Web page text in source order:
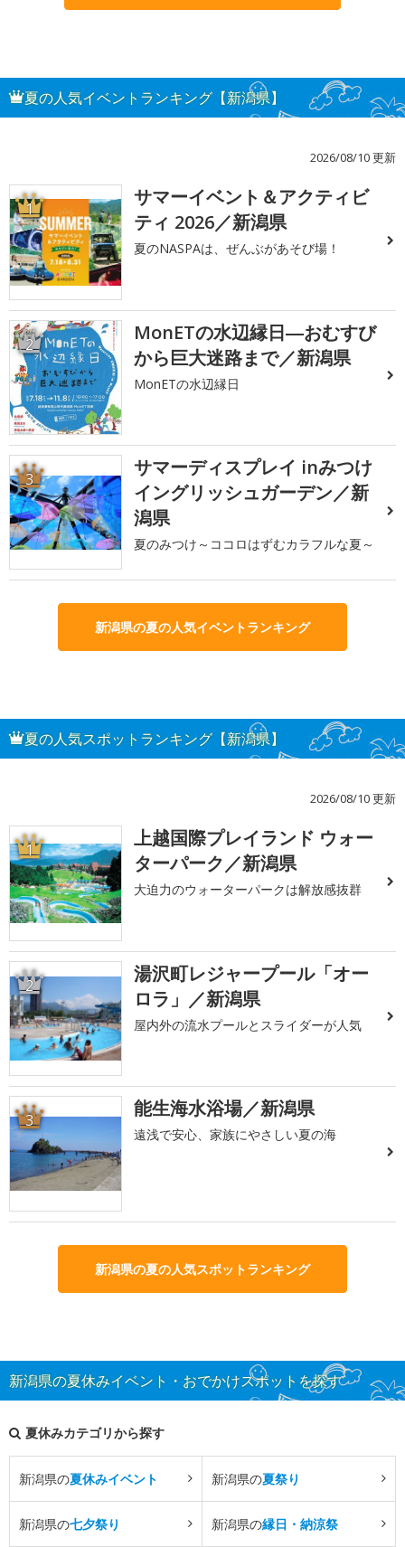
夏の人気イベントランキング【新潟県】
2026/08/10 更新
1
サマーイベント＆アクティビ
ティ 2026／新潟県
夏のNASPAは、ぜんぶがあそび場！
2
MonETの水辺縁日―おむすび
から巨大迷路まで／新潟県
MonETの水辺縁日
3
サマーディスプレイ inみつけ
イングリッシュガーデン／新
潟県
夏のみつけ～ココロはずむカラフルな夏～
新潟県の夏の人気イベントランキング
夏の人気スポットランキング【新潟県】
2026/08/10 更新
1
上越国際プレイランド ウォー
ターパーク／新潟県
大迫力のウォーターパークは解放感抜群
2
湯沢町レジャープール「オー
ロラ」／新潟県
屋内外の流水プールとスライダーが人気
3 能生海水浴場／新潟県
遠浅で安心、家族にやさしい夏の海
新潟県の夏の人気スポットランキング
新潟県の夏休みイベント・おでかけスポットを探す
夏休みカテゴリから探す
新潟県の夏休みイベント 新潟県の夏祭り
新潟県の七夕祭り 新潟県の縁日・納涼祭